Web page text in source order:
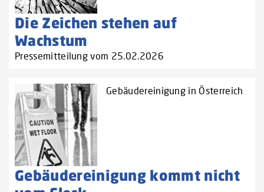
Die Zeichen stehen auf
Wachstum
Pressemitteilung vom 25.02.2026
Gebäudereinigung in Österreich
Gebäudereinigung kommt nicht